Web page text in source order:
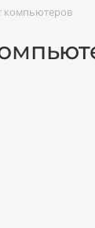
компьютеров